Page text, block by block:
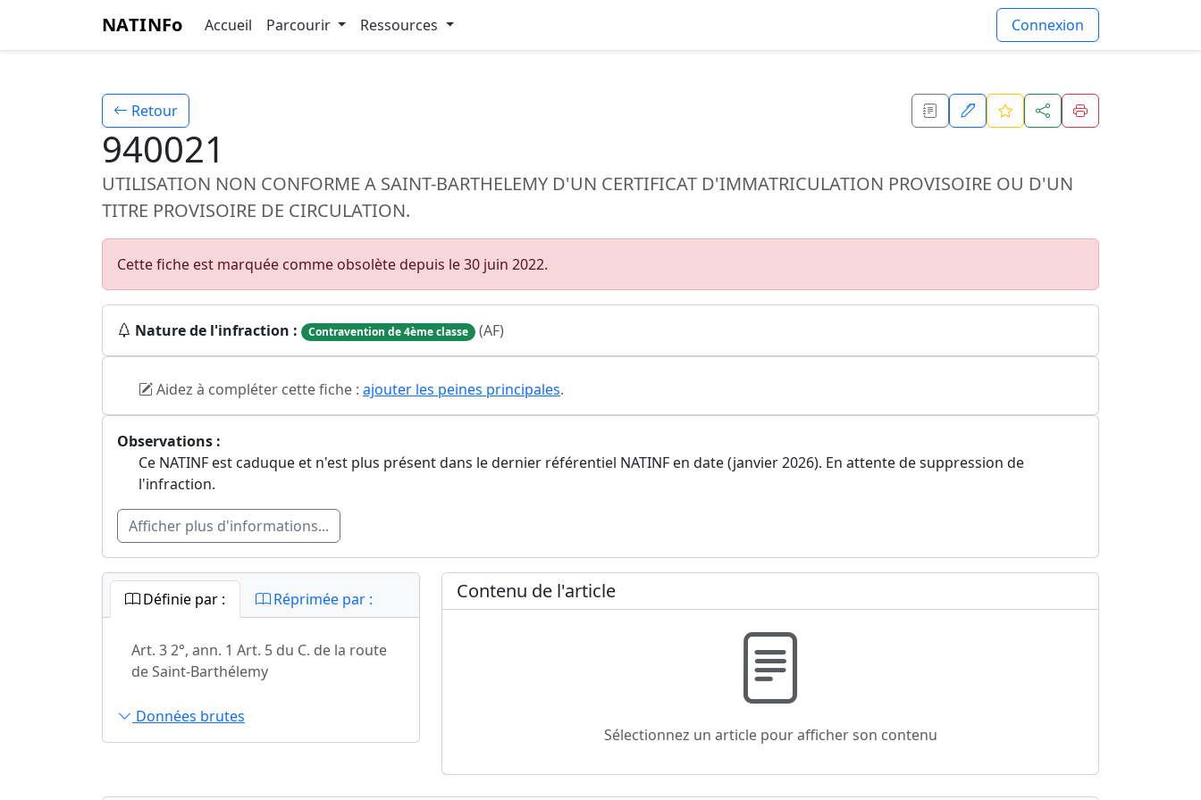
NATINFo Accueil Parcourir Ressources Connexion
Retour
940021
UTILISATION NON CONFORME A SAINT-BARTHELEMY D'UN CERTIFICAT D'IMMATRICULATION PROVISOIRE OU D'UN
TITRE PROVISOIRE DE CIRCULATION.
Cette fiche est marquée comme obsolète depuis le 30 juin 2022.
Nature de l'infraction : Contravention de 4ème classe (AF)
Aidez à compléter cette fiche : ajouter les peines principales.
Observations :
Ce NATINF est caduque et n'est plus présent dans le dernier référentiel NATINF en date (janvier 2026). En attente de suppression de
l'infraction.
Afficher plus d'informations...
Définie par : Réprimée par :
Art. 3 2°, ann. 1 Art. 5 du C. de la route
de Saint-Barthélemy
Données brutes
Contenu de l'article
Sélectionnez un article pour afficher son contenu